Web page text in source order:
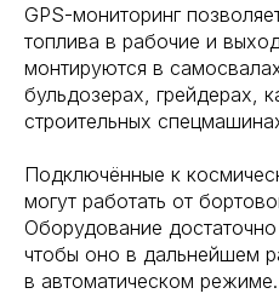
GPS-мониторинг
топлива в рабочие и
монтируются в
бульдозерах, грейдерах,
строительных
Подключённые к
могут работать от
Оборудование
чтобы оно в дальнейшем
в автоматическом режиме.